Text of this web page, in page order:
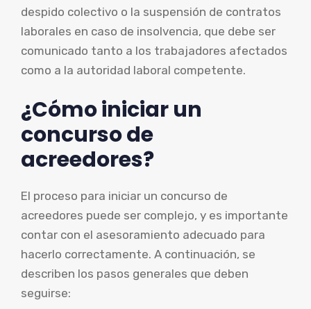
despido colectivo o la suspensión de contratos
laborales en caso de insolvencia, que debe ser
comunicado tanto a los trabajadores afectados
como a la autoridad laboral competente.
¿Cómo iniciar un
concurso de
acreedores?
El proceso para iniciar un concurso de
acreedores puede ser complejo, y es importante
contar con el asesoramiento adecuado para
hacerlo correctamente. A continuación, se
describen los pasos generales que deben
seguirse: